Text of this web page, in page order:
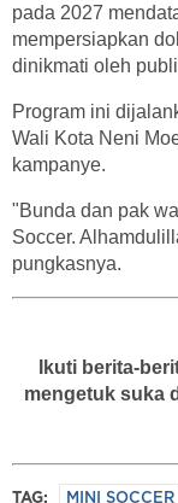
pada 2027
mempersiapkan
dinikmati oleh
Program ini
Wali Kota Neni
kampanye.
"Bunda dan pak
Soccer.
pungkasnya.
Ikuti berita-
mengetuk suka
TAG: MINI SOCCER